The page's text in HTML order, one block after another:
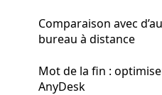
Comparaison avec
bureau à distance
Mot de la fin :
AnyDesk